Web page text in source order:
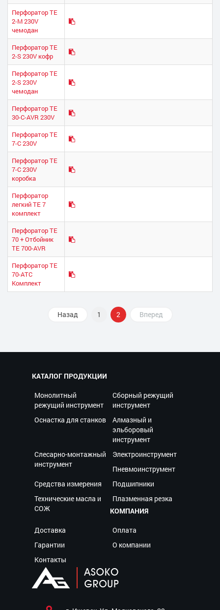
Перфоратор TE
2-M 230V
чемодан
Перфоратор TE
2-S 230V кофр
Перфоратор TE
2-S 230V
чемодан
Перфоратор TE
30-C-AVR 230V
Перфоратор TE
7-C 230V
Перфоратор TE
7-C 230V
коробка
Перфоратор
легкий TE 7
комплект
Перфоратор ТЕ
70 + Отбойник
ТЕ 700-AVR
Перфоратор ТЕ
70-ATC
Комплект
Назад 1 2 Вперед
КАТАЛОГ ПРОДУКЦИИ
Монолитный
режущий инструмент
Сборный режущий
инструмент
Оснастка для станков
Алмазный и
эльборовый
инструмент
Слесарно-монтажный
инструмент
Электроинструмент
Пневмоинструмент
Средства измерения
Подшипники
Технические масла и
СОЖ
Плазменная резка
КОМПАНИЯ
Доставка
Оплата
Гарантии
О компании
Контакты